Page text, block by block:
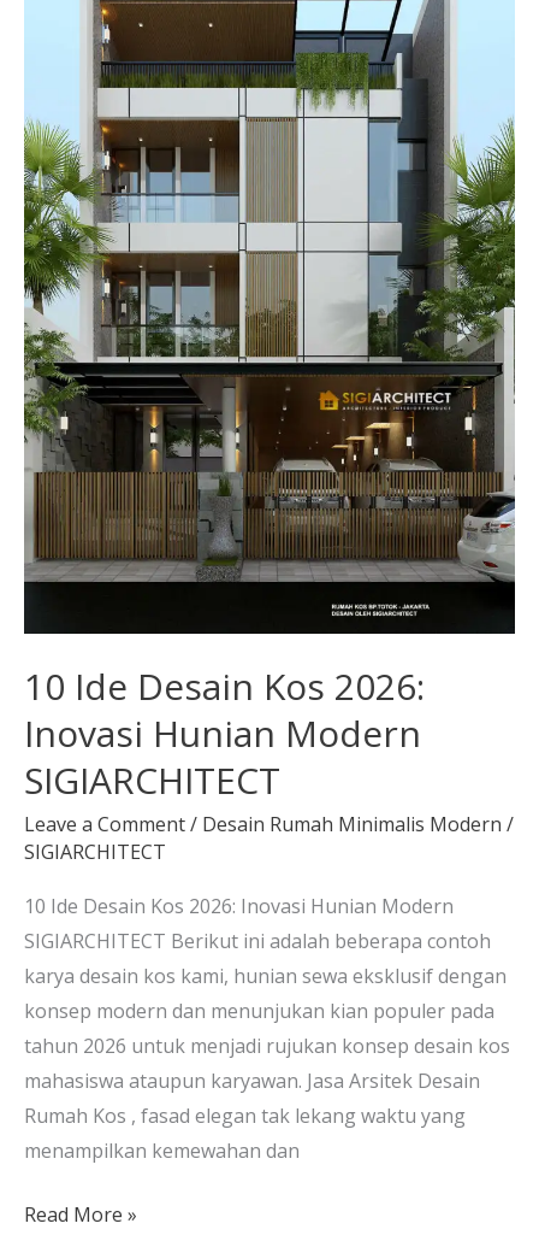
10 Ide Desain Kos 2026:
Inovasi Hunian Modern
SIGIARCHITECT
Leave a Comment/ Desain Rumah Minimalis Modern /
SIGIARCHITECT
10 Ide Desain Kos 2026: Inovasi Hunian Modern
SIGIARCHITECT Berikut ini adalah beberapa contoh
karya desain kos kami, hunian sewa eksklusif dengan
konsep modern dan menunjukan kian populer pada
tahun 2026 untuk menjadi rujukan konsep desain kos
mahasiswa ataupun karyawan. Jasa Arsitek Desain
Rumah Kos , fasad elegan tak lekang waktu yang
menampilkan kemewahan dan
Hunian
Modern
SIGIARCHITECT
Read More »